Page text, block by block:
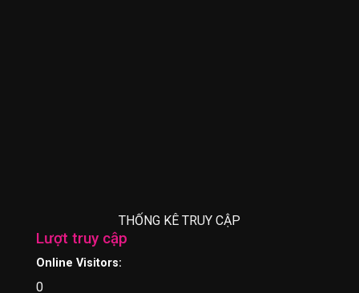
THỐNG KÊ TRUY CẬP
Lượt truy cập
Online Visitors:
0